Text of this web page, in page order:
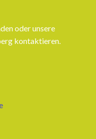
oder unsere
kontaktieren.